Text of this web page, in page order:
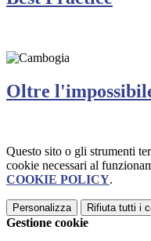
Oltre
Questo sito o gli strumenti
cookie necessari al
COOKIE POLICY.
Personalizza Rifiuta tutti i
Gestione cookie